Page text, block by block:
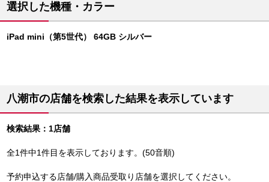
選択した機種・カラー
iPad mini（第5世代） 64GB シルバー
八潮市の店舗を検索した結果を表示しています
検索結果：1店舗
全1件中1件目を表示しております。(50音順)
予約申込する店舗/購入商品受取り店舗を選択してください。